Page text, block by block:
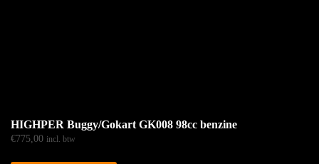
HIGHPER Buggy/Gokart GK008 98cc benzine
€775,00 incl. btw